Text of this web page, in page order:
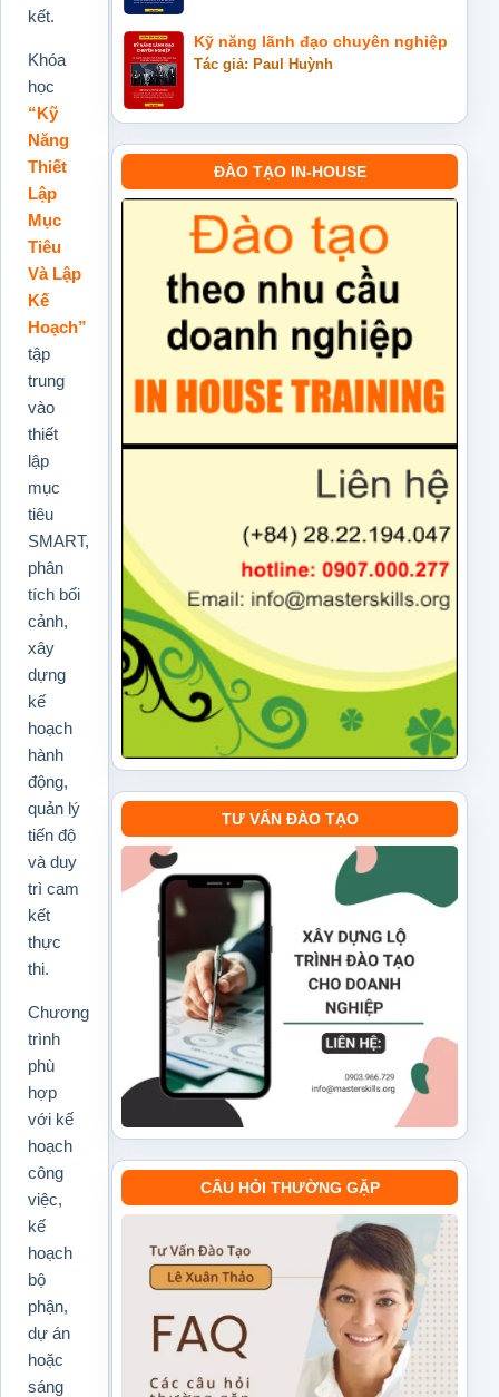
kết.
Khóa
học
“Kỹ
Năng
Thiết
Lập
Mục
Tiêu
Và Lập
Kế
Hoạch”
tập
trung
vào
thiết
lập
mục
tiêu
SMART,
phân
tích bối
cảnh,
xây
dựng
kế
hoạch
hành
động,
quản lý
tiến độ
và duy
trì cam
kết
thực
thi.
Chương
trình
phù
hợp
với kế
hoạch
công
việc,
kế
hoạch
bộ
phận,
dự án
hoặc
sáng
Kỹ năng lãnh đạo chuyên nghiệp
Tác giả: Paul Huỳnh
ĐÀO TẠO IN-HOUSE
TƯ VẤN ĐÀO TẠO
CÂU HỎI THƯỜNG GẶP